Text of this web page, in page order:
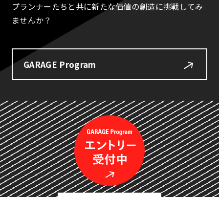
プランナーたちと共に新たな価値の創造に挑戦してみ
ませんか？
GARAGE Program